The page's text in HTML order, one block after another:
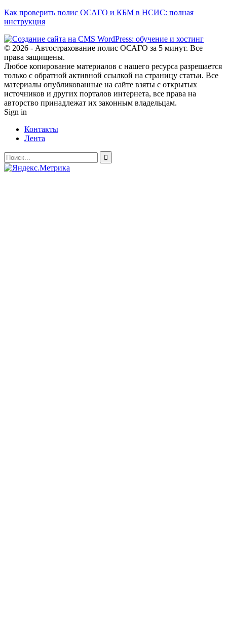
Как проверить полис ОСАГО и КБМ в НСИС: полная
инструкция
© 2026 - Автострахование полис ОСАГО за 5 минут. Все
права защищены.
Любое копирование материалов с нашего ресурса разрешается
только с обратной активной ссылкой на страницу статьи. Все
материалы опубликованные на сайте взяты с открытых
источников и других порталов интернета, все права на
авторство принадлежат их законным владельцам.
Sign in
Контакты
Лента